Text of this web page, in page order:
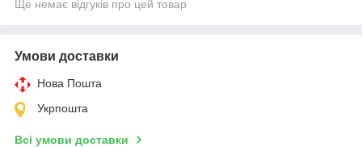
Ще немає відгуків про цей товар
Умови доставки
Нова Пошта
Укрпошта
Всі умови доставки